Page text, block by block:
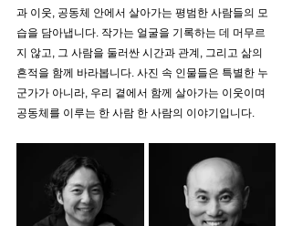
과 이웃, 공동체 안에서 살아가는 평범한 사람들의 모
습을 담아냅니다. 작가는 얼굴을 기록하는 데 머무르
지 않고, 그 사람을 둘러싼 시간과 관계, 그리고 삶의
흔적을 함께 바라봅니다. 사진 속 인물들은 특별한 누
군가가 아니라, 우리 곁에서 함께 살아가는 이웃이며
공동체를 이루는 한 사람 한 사람의 이야기입니다.